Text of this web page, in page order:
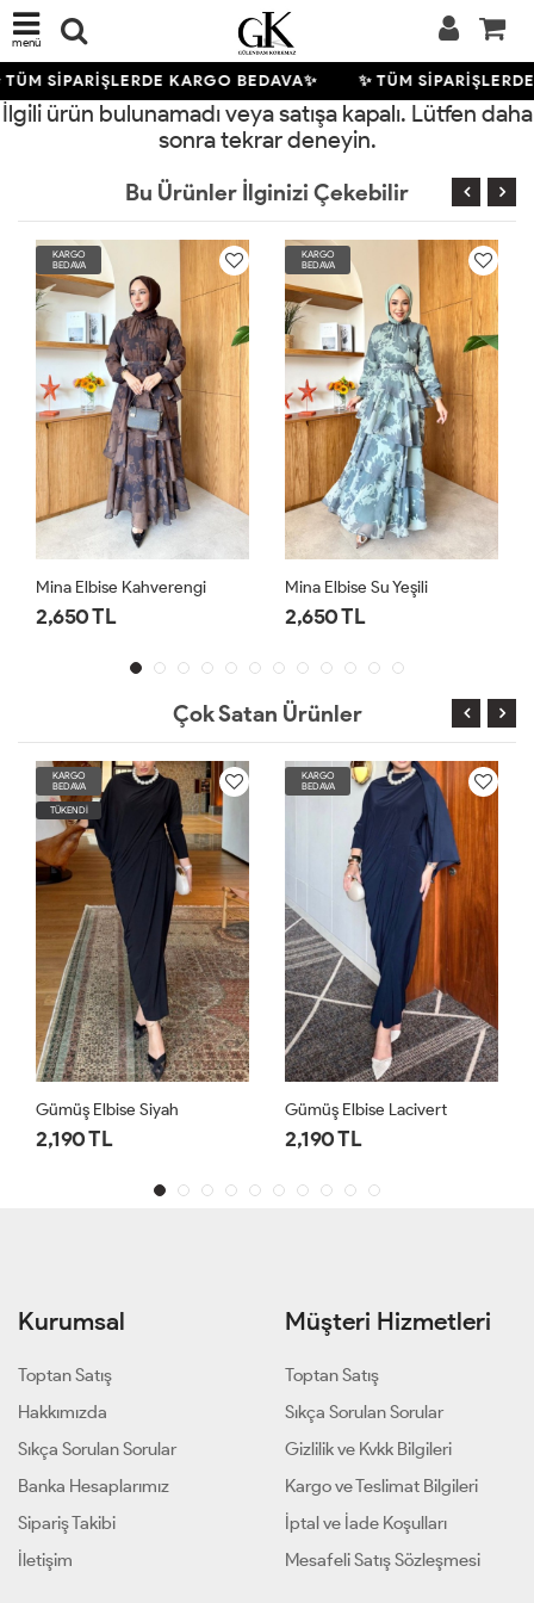
menü
TÜM SİPARİŞLERDE KARGO BEDAVA✨ ✨ TÜM
İlgili ürün bulunamadı veya satışa kapalı. Lütfen daha
sonra tekrar deneyin.
Bu Ürünler İlginizi Çekebilir
KARGO
BEDAVA
Mina Elbise Su Yeşili
2,650 TL
KARGO
BEDAVA
Nisa Elbise Bordo
1,750 TL
Çok Satan Ürünler
KARGO
BEDAVA
Gümüş Elbise Lacivert
2,190 TL
KARGO
BEDAVA
Gümüş Elbise Haki
2,190 TL
Kurumsal
Toptan Satış
Hakkımızda
Sıkça Sorulan Sorular
Banka Hesaplarımız
Sipariş Takibi
İletişim
Müşteri Hizmetleri
Toptan Satış
Sıkça Sorulan Sorular
Gizlilik ve Kvkk Bilgileri
Kargo ve Teslimat Bilgileri
İptal ve İade Koşulları
Mesafeli Satış Sözleşmesi